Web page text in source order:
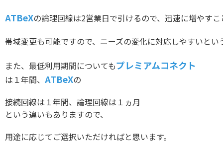
ATBeXの論理回線は2営業日で引けるので、迅速に増やす
帯域変更も可能ですので、ニーズの変化に対応しやすいとい
また、最低利用期間についてもプレミアムコネクト
は１年間、 ATBeXの
接続回線は１年間、論理回線は１ヵ月
という違いもありますので、
用途に応じてご選択いただければと思います。